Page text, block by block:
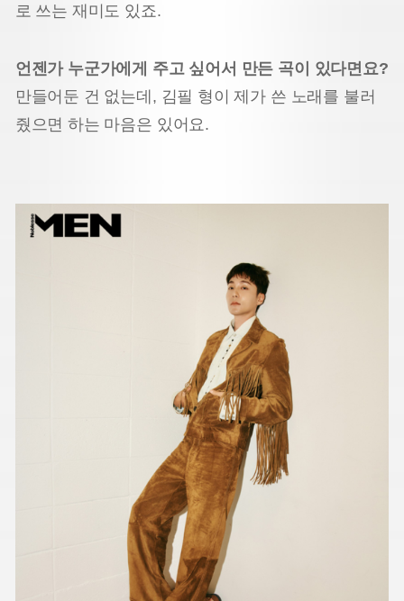
로 쓰는 재미도 있죠.
언젠가 누군가에게 주고 싶어서 만든 곡이 있다면요?
만들어둔 건 없는데, 김필 형이 제가 쓴 노래를 불러
줬으면 하는 마음은 있어요.